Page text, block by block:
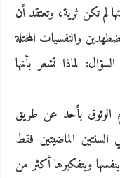
لم تكن ثرية، وتعتقد أن
والنفسيات المختلة
لماذا تشعر بأنها
الوثوق بأحد عن طريق
الماضيتين فقط
وبتفكيرها أكثر من